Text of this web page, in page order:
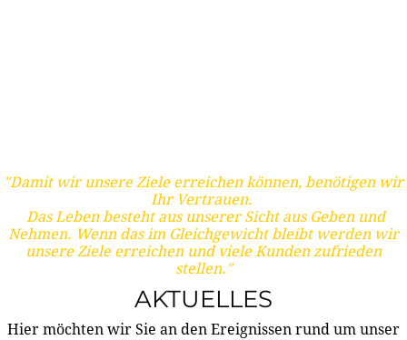
"Damit wir unsere Ziele erreichen können, benötigen wir
Ihr Vertrauen.
Das Leben besteht aus unserer Sicht aus Geben und
Nehmen. Wenn das im Gleichgewicht bleibt werden wir
unsere Ziele erreichen und viele Kunden zufrieden
stellen."
AKTUELLES
Hier möchten wir Sie an den Ereignissen rund um unser